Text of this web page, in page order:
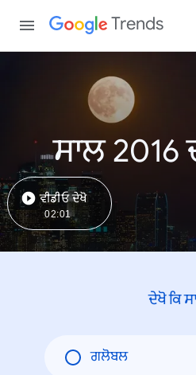
Trends
ਸਾਲ 2016
ਵੀਡੀਓ ਦੇਖੋ
02:01
ਦੇਖੋ ਕਿ
ਗਲੋਬਲ